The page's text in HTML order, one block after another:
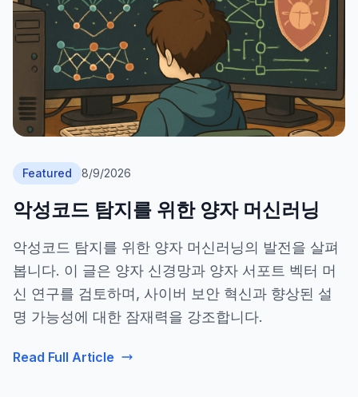
Featured 8/9/2026
악성코드 탐지를 위한 양자 머신러닝
악성코드 탐지를 위한 양자 머신러닝의 발전을 살펴
봅니다. 이 글은 양자 신경망과 양자 서포트 벡터 머
신 연구를 검토하며, 사이버 보안 혁신과 향상된 설
명 가능성에 대한 잠재력을 강조합니다.
Read Full Article